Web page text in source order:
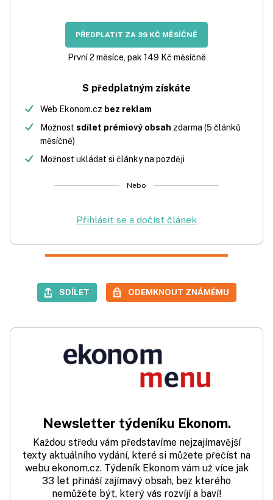
PŘEDPLATIT ZA 39 KČ MĚSÍČNĚ
První 2 měsíce, pak 149 Kč měsíčně
S předplatným získáte
Web Ekonom.cz bez reklam
Možnost sdílet prémiový obsah zdarma (5 článků
měsíčně)
Možnost ukládat si články na později
Nebo
Přihlásit se a dočíst článek
SDÍLET ODEMKNOUT ZNÁMÉMU
Newsletter týdeníku Ekonom.
Každou středu vám představíme nejzajímavější
texty aktuálního vydání, které si můžete přečíst na
webu ekonom.cz. Týdeník Ekonom vám už více jak
33 let přináší zajímavý obsah, bez kterého
nemůžete být, který vás rozvíjí a baví!